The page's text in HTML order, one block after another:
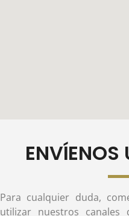
ENVÍENOS
Para cualquier duda,
utilizar nuestros canales